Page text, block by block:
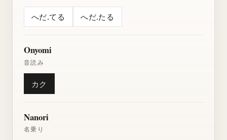
へだ.てる へだ.たる
Onyomi
音読み
カク
Nanori
名乗り